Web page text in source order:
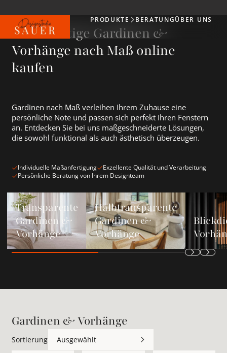
Produkte
PRODUKTE BERATUNGÜBER UNS
Hochwertige Gardinen &
Vorhänge nach Maß online
kaufen
Gardinen nach Maß verleihen Ihrem Zuhause eine
persönliche Note und passen sich perfekt Ihren Fenstern
an. Entdecken Sie bei uns maßgeschneiderte Lösungen,
die sowohl funktional als auch ästhetisch überzeugen.
Individuelle Maßanfertigung
Exzellente Qualität und Verarbeitung
Persönliche Beratung von Ihrem Designteam
Transparente Gardinen &amp; Vorhänge ansehen
Transparente
Gardinen &
Vorhänge
Halbtransparente Gardinen &amp;
Halbtransparente
Gardinen &
Vorhänge
Gardinen & Vorhänge
Sortierung Ausgewählt